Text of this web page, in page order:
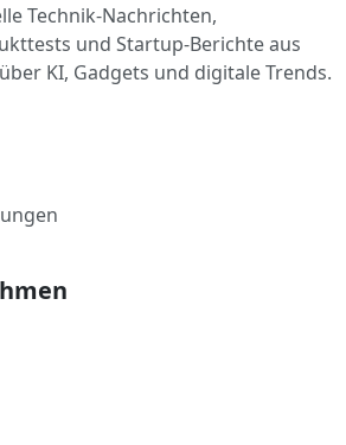
Technik-Nachrichten,
und Startup-Berichte aus
KI, Gadgets und digitale Trends.